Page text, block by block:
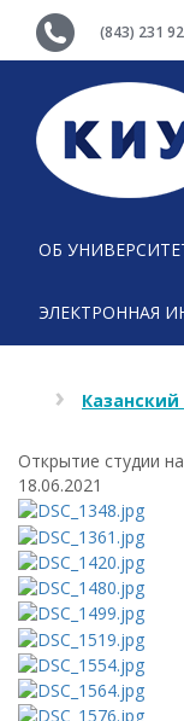
(843) 231
ОБ
ЭЛЕКТРОННАЯ
Открытие студии
18.06.2021